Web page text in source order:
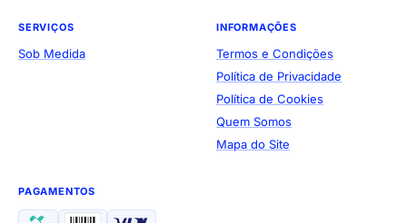
SERVIÇOS
Sob Medida
INFORMAÇÕES
Termos e Condições
Política de Privacidade
Política de Cookies
Quem Somos
Mapa do Site
PAGAMENTOS